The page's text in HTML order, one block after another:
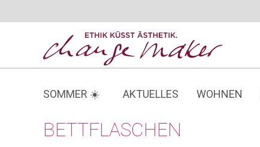
SOMMER ☀️ AKTUELLES WOHNEN
BETTFLASCHEN